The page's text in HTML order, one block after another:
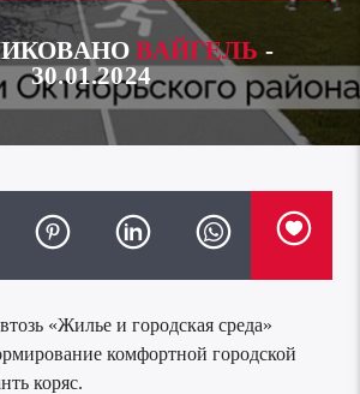
ВАЙГЕЛЬ -
30.01.2024
«Жилье и городская среда»
комфортной городской
коряс.